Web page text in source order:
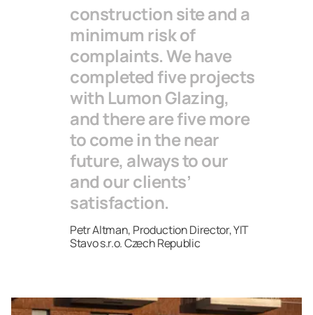
construction site and a
minimum risk of
complaints. We have
completed five projects
with Lumon Glazing,
and there are five more
to come in the near
future, always to our
and our clients’
satisfaction.
Petr Altman, Production Director, YIT
Stavo s.r.o. Czech Republic